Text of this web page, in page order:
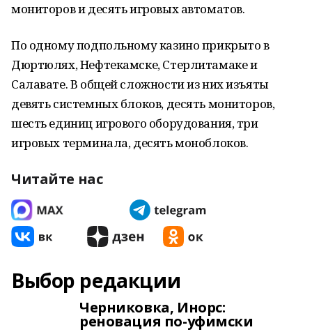
мониторов и десять игровых автоматов.
По одному подпольному казино прикрыто в
Дюртюлях, Нефтекамске, Стерлитамаке и
Салавате. В общей сложности из них изъяты
девять системных блоков, десять мониторов,
шесть единиц игрового оборудования, три
игровых терминала, десять моноблоков.
Читайте нас
Выбор редакции
Черниковка, Инорс:
реновация по-уфимски